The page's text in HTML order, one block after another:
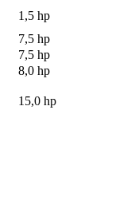
1,5 hp
7,5 hp
7,5 hp
8,0 hp
15,0 hp